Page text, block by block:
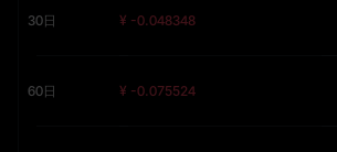
30日 ¥ -0.048348
60日 ¥ -0.075524